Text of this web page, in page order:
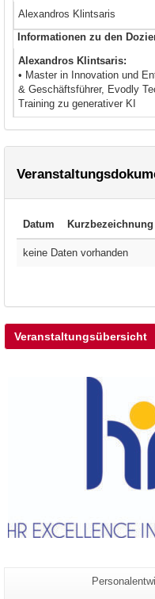
Alexandros Klintsaris
Informationen zu den
Alexandros Klintsaris:
• Master in Innovation und
& Geschäftsführer, Evodly
Training zu generativer KI
Datum Kurzbezeichnung
keine Daten vorhanden
Veranstaltungsübersicht
Seiten-